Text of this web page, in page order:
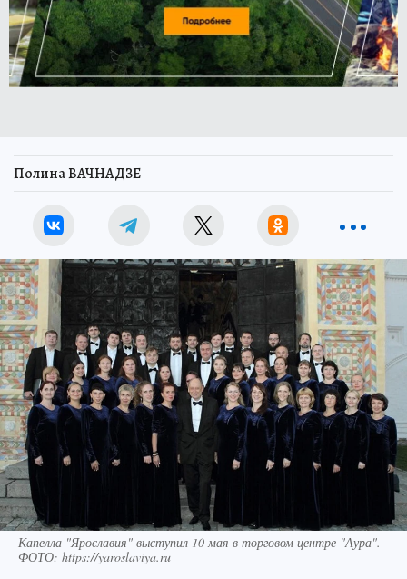
Полина ВАЧНАДЗЕ
Капелла "Ярославия" выступил 10 мая в торговом центре "Аура".
ФОТО: https://yaroslaviya.ru